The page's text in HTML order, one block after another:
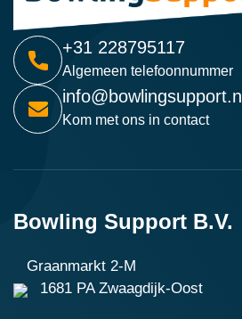
+31 228795117
Algemeen telefoonnummer
info@bowlingsupport.nl
Kom met ons in contact
Bowling Support B.V.
Graanmarkt 2-M
1681 PA Zwaagdijk-Oost